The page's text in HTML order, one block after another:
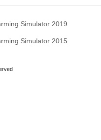
Simulator 2019
Simulator 2015